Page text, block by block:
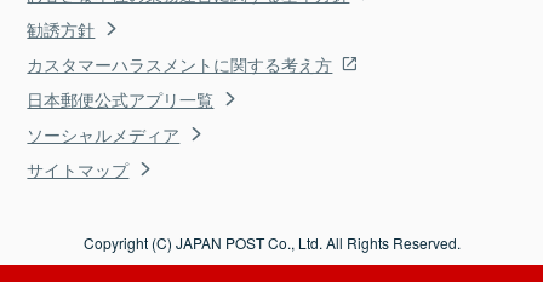
勧誘方針
カスタマーハラスメントに関する考え方
日本郵便公式アプリ一覧
ソーシャルメディア
サイトマップ
Copyright (C) JAPAN POST Co., Ltd. All Rights Reserved.